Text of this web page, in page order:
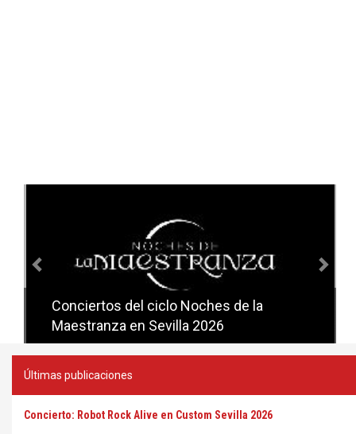
Conciertos del ciclo Noches de la
Maestranza en Sevilla 2026
Conciertos del ciclo Candlelight en
Sevilla
Últimas publicaciones
Concierto: Robot Rock Alive en Custom Sevilla 2026